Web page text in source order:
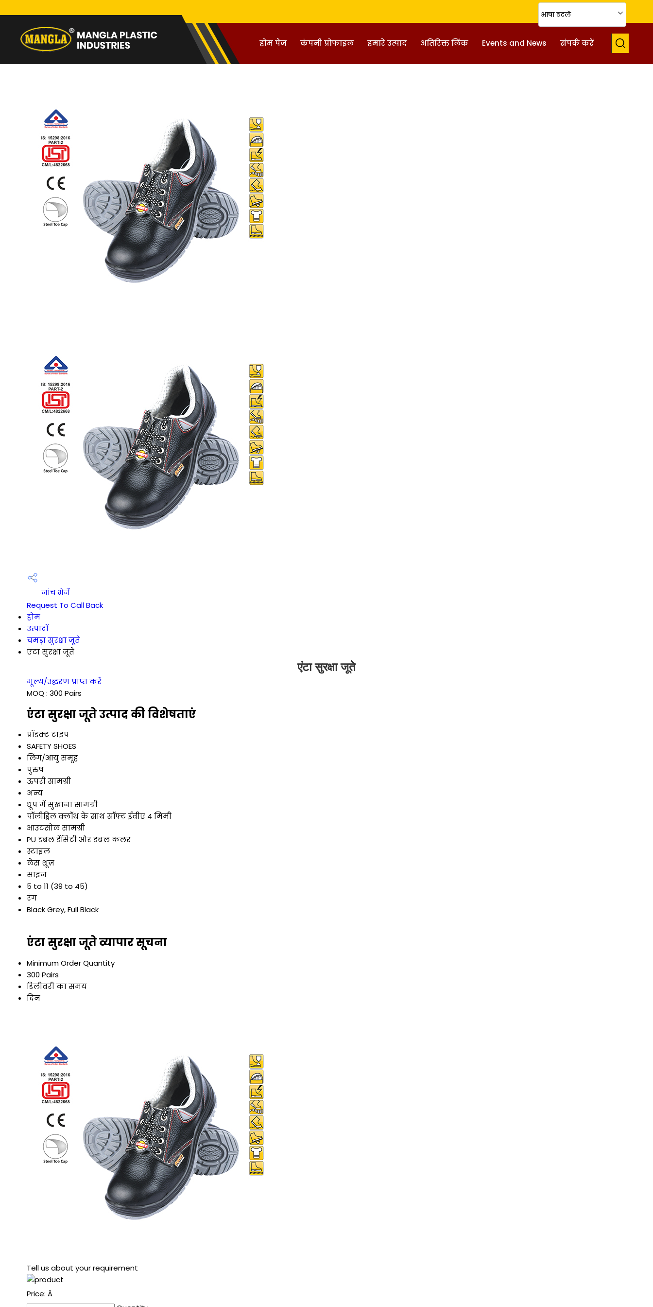
भाषा बदलें
होम पेज कंपनी प्रोफाइल हमारे उत्पाद अतिरिक्त लिंक Events and News संपर्क करें
जांच भेजें
Request To Call Back
होम
उत्पादों
चमड़ा सुरक्षा जूते
एंटा सुरक्षा जूते
एंटा सुरक्षा जूते
मूल्य/उद्धरण प्राप्त करें
MOQ : 300 Pairs
एंटा सुरक्षा जूते उत्पाद की विशेषताएं
प्रॉडक्ट टाइप
SAFETY SHOES
लिंग/आयु समूह
पुरुष
ऊपरी सामग्री
अन्य
धूप में सुखाना सामग्री
पॉलीड्रिल क्लॉथ के साथ सॉफ्ट ईवीए 4 मिमी
आउटसोल सामग्री
PU डबल डेंसिटी और डबल कलर
स्टाइल
लेस शूज़
साइज
5 to 11 (39 to 45)
रंग
Black Grey, Full Black
एंटा सुरक्षा जूते व्यापार सूचना
Minimum Order Quantity
300 Pairs
डिलीवरी का समय
दिन
Tell us about your requirement
Price: Â